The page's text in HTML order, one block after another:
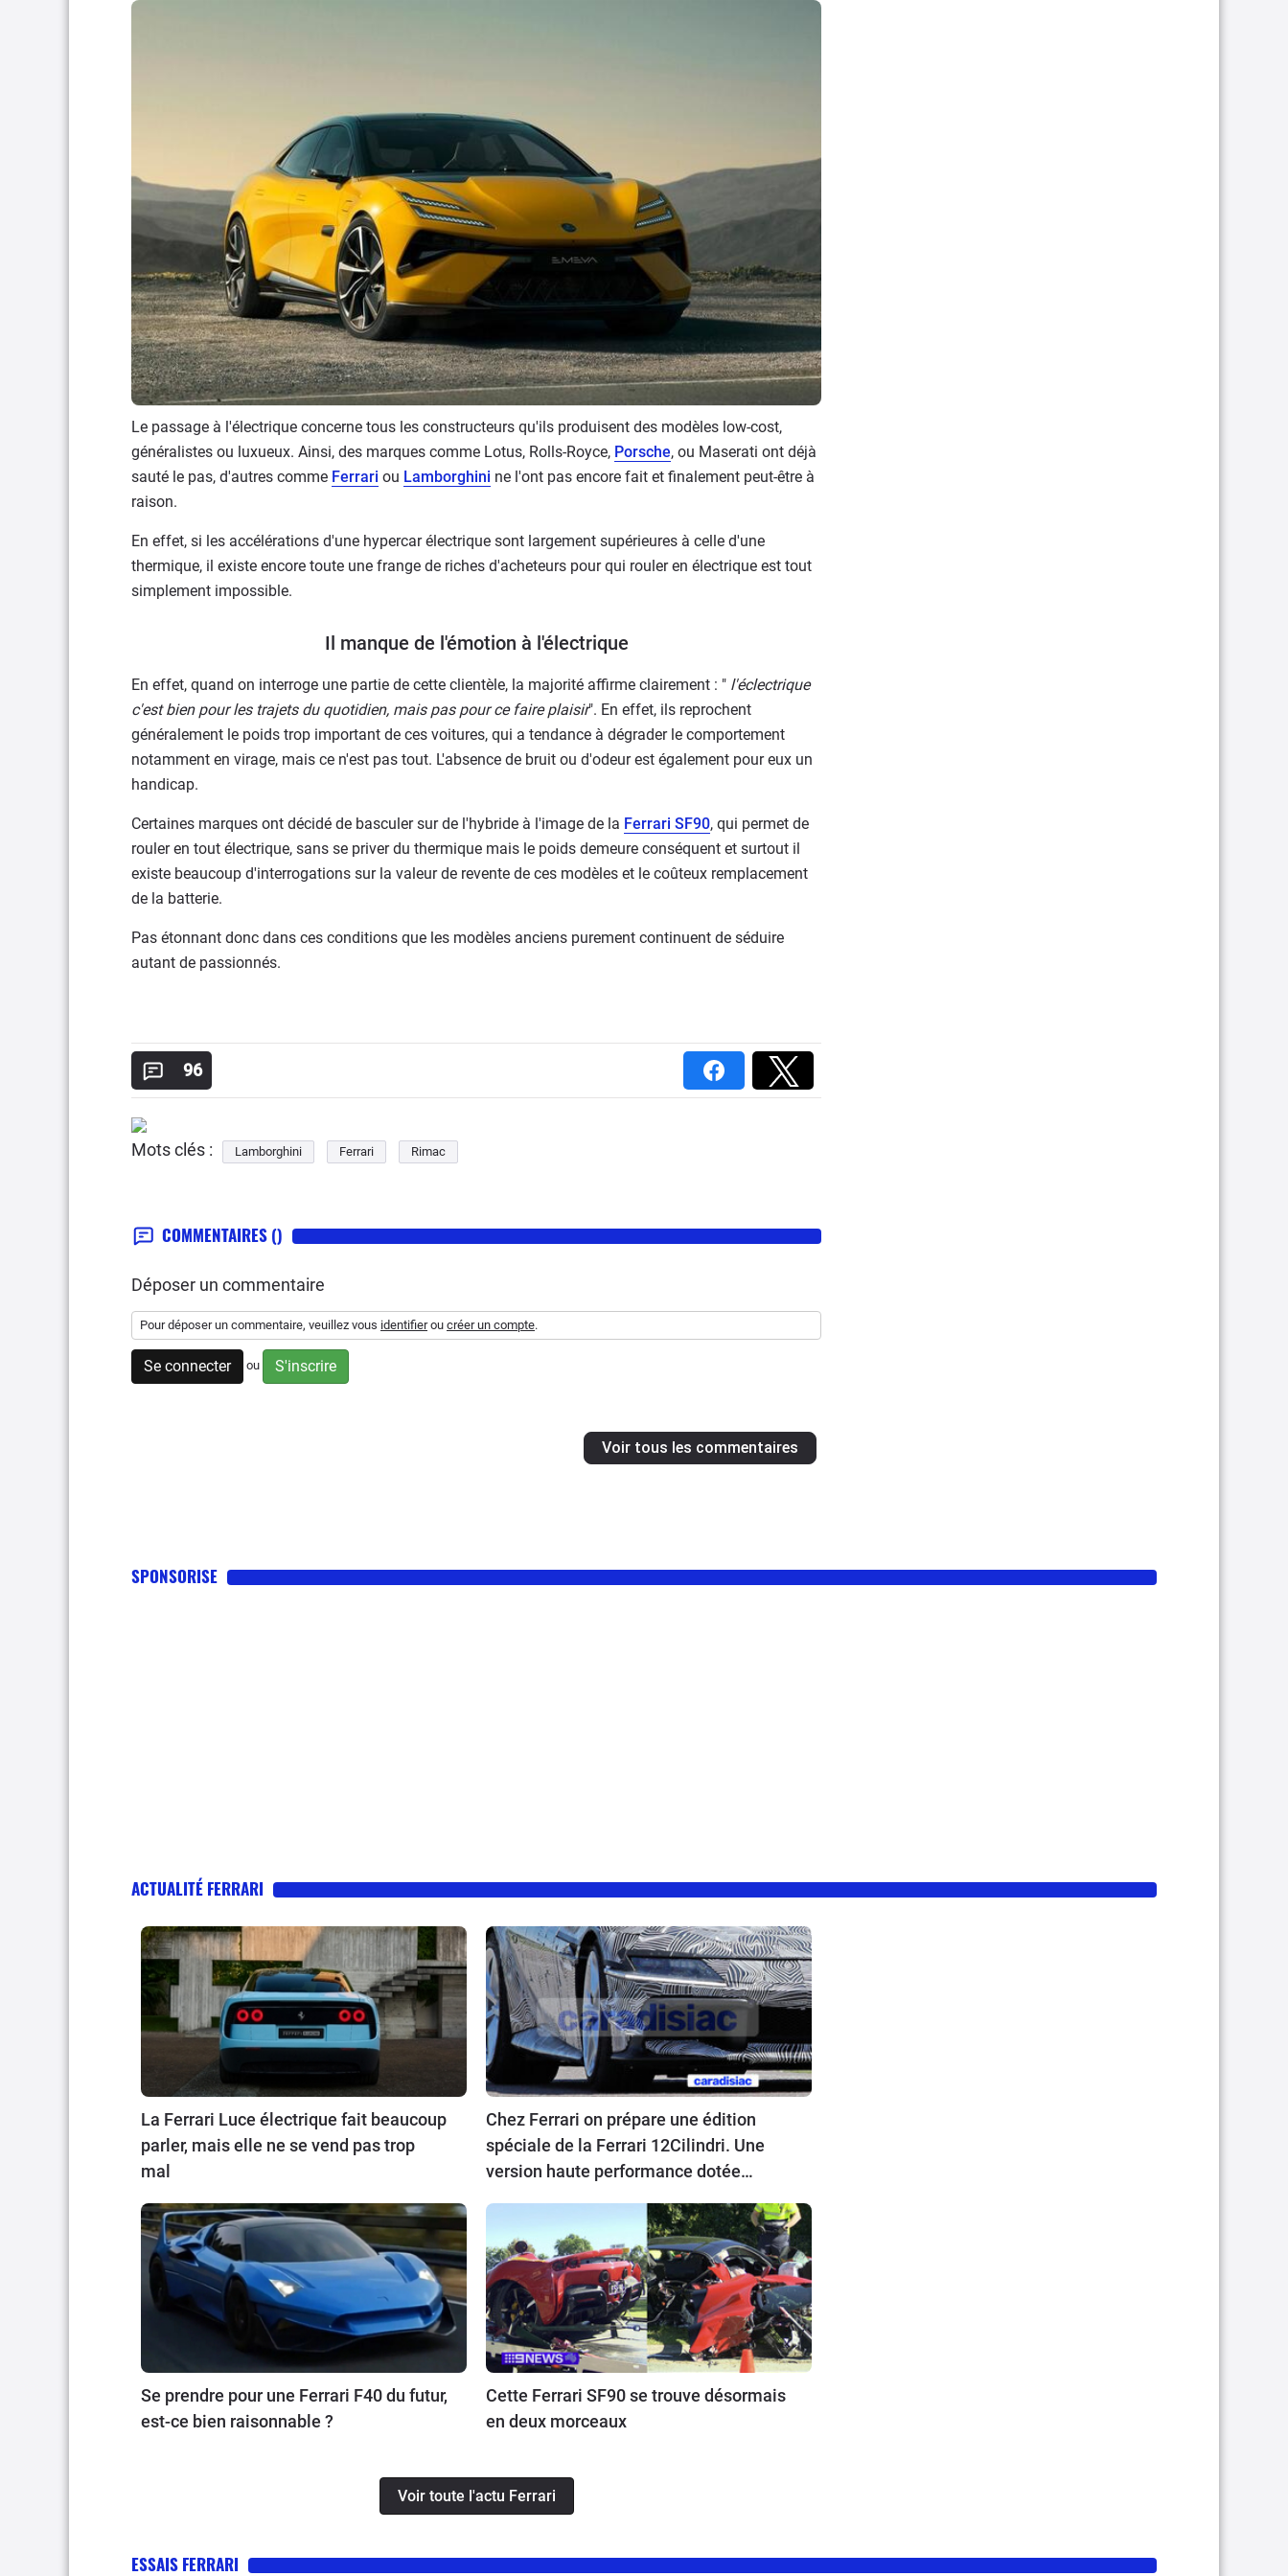
Le passage à l'électrique concerne tous les constructeurs qu'ils produisent des modèles low-cost,
généralistes ou luxueux. Ainsi, des marques comme Lotus, Rolls-Royce, Porsche, ou Maserati ont déjà
sauté le pas, d'autres comme Ferrari ou Lamborghini ne l'ont pas encore fait et finalement peut-être à
raison.
En effet, si les accélérations d'une hypercar électrique sont largement supérieures à celle d'une
thermique, il existe encore toute une frange de riches d'acheteurs pour qui rouler en électrique est tout
simplement impossible.
Il manque de l'émotion à l'électrique
En effet, quand on interroge une partie de cette clientèle, la majorité affirme clairement : " l'éclectrique
c'est bien pour les trajets du quotidien, mais pas pour ce faire plaisir". En effet, ils reprochent
généralement le poids trop important de ces voitures, qui a tendance à dégrader le comportement
notamment en virage, mais ce n'est pas tout. L'absence de bruit ou d'odeur est également pour eux un
handicap.
Certaines marques ont décidé de basculer sur de l'hybride à l'image de la Ferrari SF90, qui permet de
rouler en tout électrique, sans se priver du thermique mais le poids demeure conséquent et surtout il
existe beaucoup d'interrogations sur la valeur de revente de ces modèles et le coûteux remplacement
de la batterie.
Pas étonnant donc dans ces conditions que les modèles anciens purement continuent de séduire
autant de passionnés.
96
Mots clés : Lamborghini Ferrari Rimac
COMMENTAIRES ()
Déposer un commentaire
Pour déposer un commentaire, veuillez vous identifierou créer un compte.
Se connecter ou S'inscrire
Voir tous les commentaires
SPONSORISE
ACTUALITÉ FERRARI
La Ferrari Luce électrique fait beaucoup
parler, mais elle ne se vend pas trop
mal
Chez Ferrari on prépare une édition
spéciale de la Ferrari 12Cilindri. Une
version haute performance dotée
Se prendre pour une Ferrari F40 du futur,
est-ce bien raisonnable ?
Cette Ferrari SF90 se trouve désormais
en deux morceaux
Voir toute l'actu Ferrari
ESSAIS FERRARI